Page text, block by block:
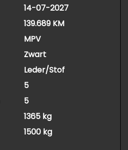
14-07-2027
139.689 KM
MPV
Zwart
Leder/Stof
5
5
1365 kg
1500 kg